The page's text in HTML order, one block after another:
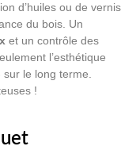
d’huiles ou de vernis
du bois. Un
et un contrôle des
l’esthétique
le long terme.
!